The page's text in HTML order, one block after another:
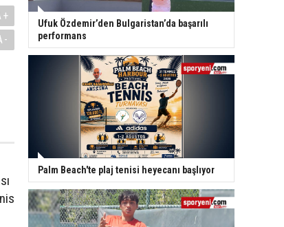
Ufuk Özdemir’den Bulgaristan’da başarılı
performans
Palm Beach'te plaj tenisi heyecanı başlıyor